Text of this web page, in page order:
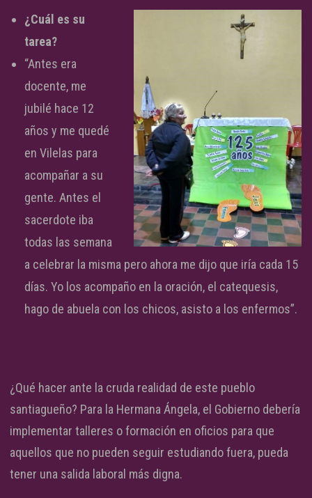
¿Cuál es su
tarea?
“Antes era
docente, me
jubilé hace 12
años y me quedé
en Vilelas para
acompañar a su
gente. Antes el
sacerdote iba
todas las semana
a celebrar la misma pero ahora me dijo que iría cada 15
días. Yo los acompaño en la oración, el catequesis,
hago de abuela con los chicos, asisto a los enfermos”.
¿Qué hacer ante la cruda realidad de este pueblo
santiagueño? Para la Hermana Ángela, el Gobierno debería
implementar talleres o formación en oficios para que
aquellos que no pueden seguir estudiando fuera, pueda
tener una salida laboral más digna.